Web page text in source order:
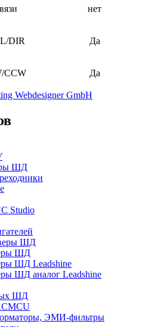
нет
DIR Да
CCW Да
Webdesigner GmbH
ШД
Studio
ШД
ШД
ШД Leadshine
ШД аналог Leadshine
ШД
ЭМИ-фильтры